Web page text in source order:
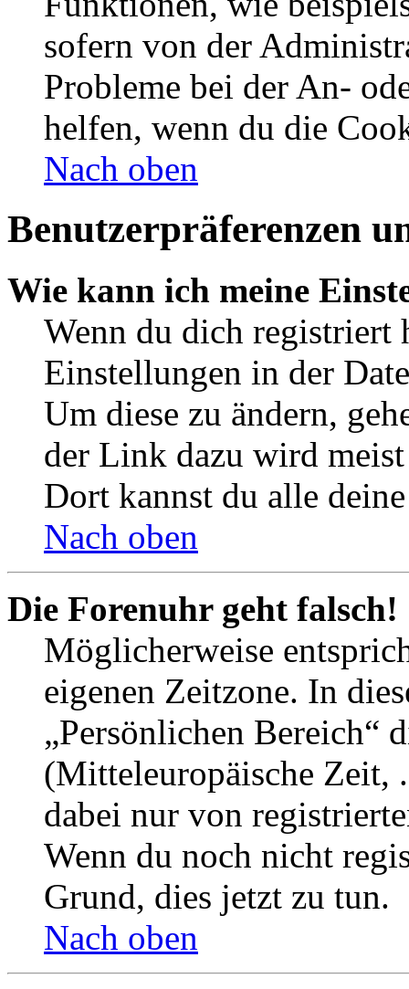
sofern von der
Probleme bei der An-
helfen, wenn du die
Nach oben
Benutzerpräferenzen
Wie kann ich meine
Wenn du dich registriert
Einstellungen in der
Um diese zu ändern,
der Link dazu wird
Dort kannst du alle
Nach oben
Die Forenuhr geht falsch!
Möglicherweise
eigenen Zeitzone. In
„Persönlichen Bereich“
(Mitteleuropäische Zeit,
dabei nur von
Wenn du noch nicht
Grund, dies jetzt zu tun.
Nach oben